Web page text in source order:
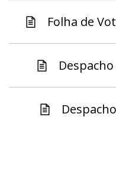
Folha de
Despacho